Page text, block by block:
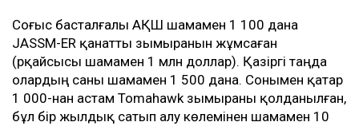
Соғыс басталғалы АҚШ шамамен 1 100 дана
JASSM-ER қанатты зымыранын жұмсаған
(әрқайсысы шамамен 1 млн доллар). Қазіргі таңда
олардың саны шамамен 1 500 дана. Сонымен қатар
1 000-нан астам Tomahawk зымыраны қолданылған,
бұл бір жылдық сатып алу көлемінен шамамен 10